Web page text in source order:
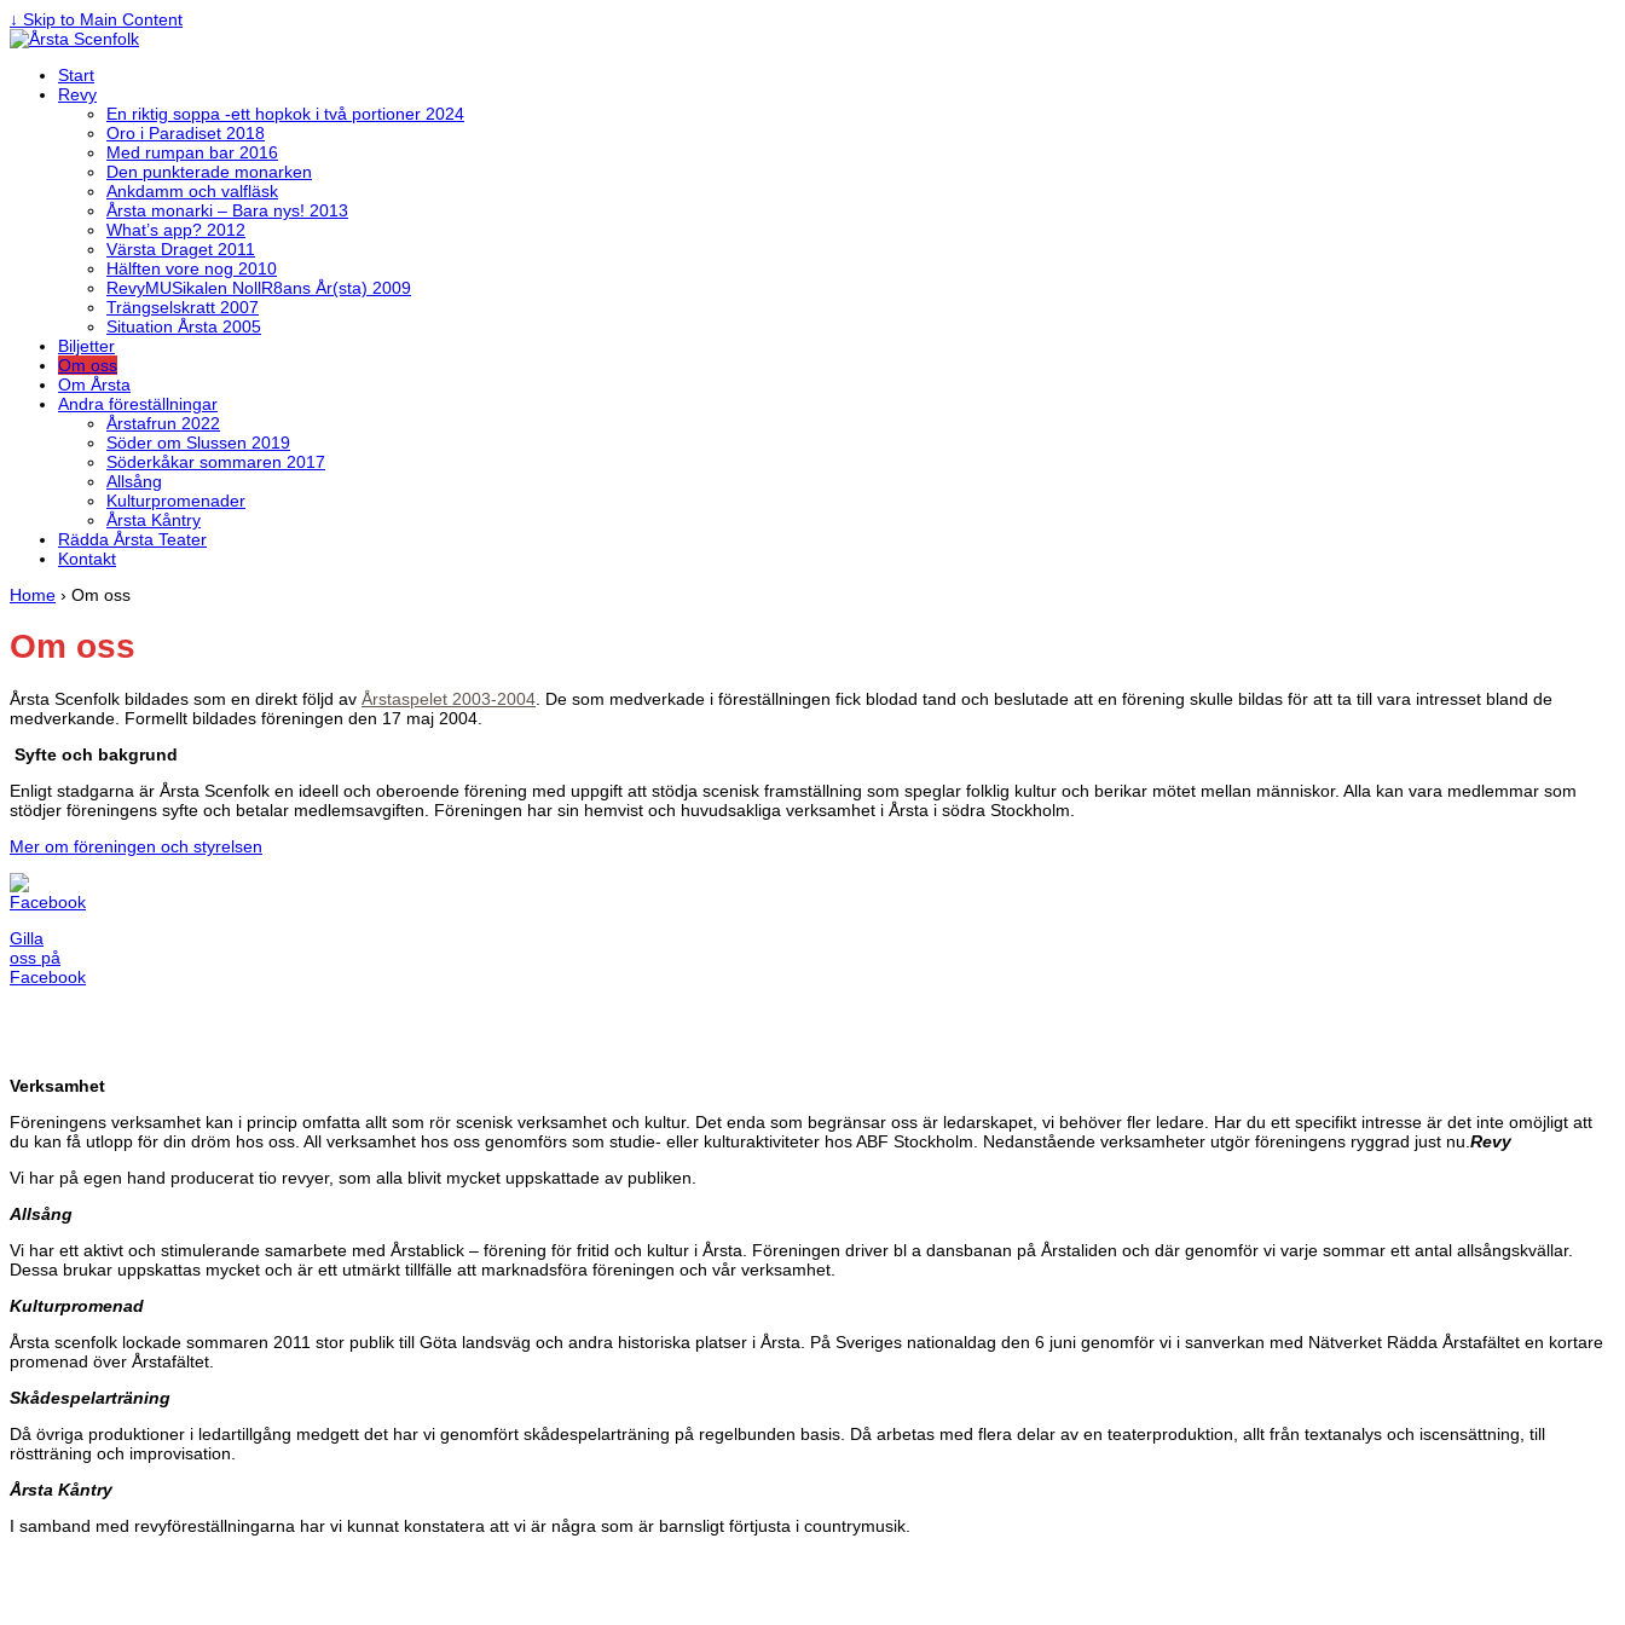
↓ Skip to Main Content
Start
Revy
En riktig soppa -ett hopkok i två portioner 2024
Oro i Paradiset 2018
Med rumpan bar 2016
Den punkterade monarken
Ankdamm och valfläsk
Årsta monarki – Bara nys! 2013
What’s app? 2012
Värsta Draget 2011
Hälften vore nog 2010
RevyMUSikalen NollR8ans År(sta) 2009
Trängselskratt 2007
Situation Årsta 2005
Biljetter
Om oss
Om Årsta
Andra föreställningar
Årstafrun 2022
Söder om Slussen 2019
Söderkåkar sommaren 2017
Allsång
Kulturpromenader
Årsta Kåntry
Rädda Årsta Teater
Kontakt
Home › Om oss
Om oss
Årsta Scenfolk bildades som en direkt följd av Årstaspelet 2003-2004 . De som medverkade i föreställningen fick blodad tand och beslutade att en förening skulle bildas för att ta till vara intresset bland de
medverkande. Formellt bildades föreningen den 17 maj 2004.
Syfte och bakgrund
Enligt stadgarna är Årsta Scenfolk en ideell och oberoende förening med uppgift att stödja scenisk framställning som speglar folklig kultur och berikar mötet mellan människor. Alla kan vara medlemmar som
stödjer föreningens syfte och betalar medlemsavgiften. Föreningen har sin hemvist och huvudsakliga verksamhet i Årsta i södra Stockholm.
Mer om föreningen och styrelsen
Gilla
oss på
Facebook
Verksamhet
Föreningens verksamhet kan i princip omfatta allt som rör scenisk verksamhet och kultur. Det enda som begränsar oss är ledarskapet, vi behöver fler ledare. Har du ett specifikt intresse är det inte omöjligt att
du kan få utlopp för din dröm hos oss. All verksamhet hos oss genomförs som studie- eller kulturaktiviteter hos ABF Stockholm. Nedanstående verksamheter utgör föreningens ryggrad just nu. Revy
Vi har på egen hand producerat tio revyer, som alla blivit mycket uppskattade av publiken.
Allsång
Vi har ett aktivt och stimulerande samarbete med Årstablick – förening för fritid och kultur i Årsta. Föreningen driver bl a dansbanan på Årstaliden och där genomför vi varje sommar ett antal allsångskvällar.
Dessa brukar uppskattas mycket och är ett utmärkt tillfälle att marknadsföra föreningen och vår verksamhet.
Kulturpromenad
Årsta scenfolk lockade sommaren 2011 stor publik till Göta landsväg och andra historiska platser i Årsta. På Sveriges nationaldag den 6 juni genomför vi i sanverkan med Nätverket Rädda Årstafältet en kortare
promenad över Årstafältet.
Skådespelarträning
Då övriga produktioner i ledartillgång medgett det har vi genomfört skådespelarträning på regelbunden basis. Då arbetas med flera delar av en teaterproduktion, allt från textanalys och iscensättning, till
röstträning och improvisation.
Årsta Kåntry
I samband med revyföreställningarna har vi kunnat konstatera att vi är några som är barnsligt förtjusta i countrymusik.